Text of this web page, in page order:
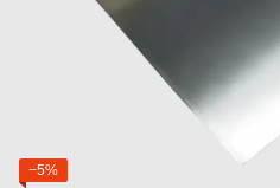
−5%